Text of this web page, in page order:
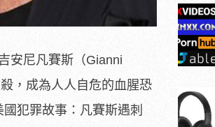
安尼凡賽斯（Gianni
，成為人人自危的血腥恐
犯罪故事：凡賽斯遇刺